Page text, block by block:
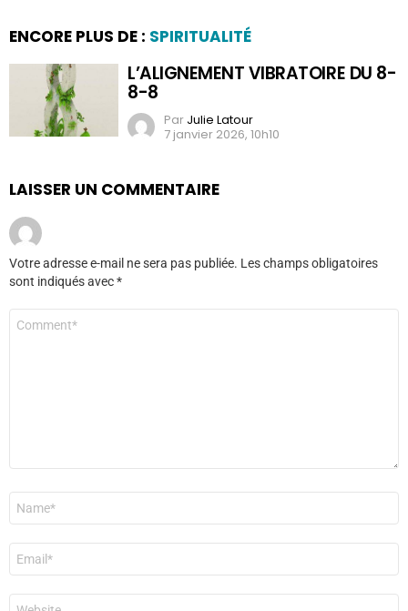
ENCORE PLUS DE : SPIRITUALITÉ
L’ALIGNEMENT VIBRATOIRE DU 8-
8-8
Par Julie Latour
7 janvier 2026, 10h10
LAISSER UN COMMENTAIRE
Votre adresse e-mail ne sera pas publiée. Les champs obligatoires
sont indiqués avec*
mail
*
Site